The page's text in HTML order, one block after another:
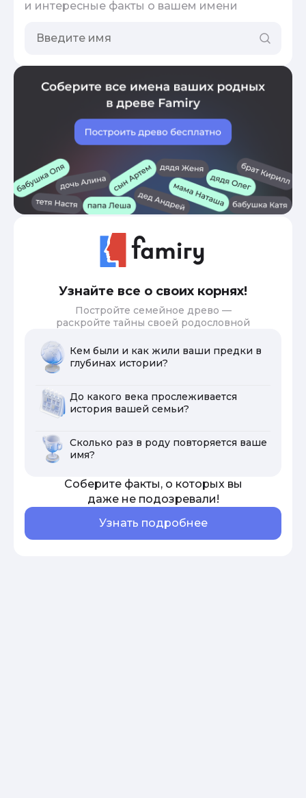
и интересные факты о вашем имени
Узнайте все о своих корнях!
Постройте семейное древо —
раскройте тайны своей родословной
Кем были и как жили ваши предки в
глубинах истории?
До какого века прослеживается
история вашей семьи?
Сколько раз в роду повторяется ваше
имя?
Соберите факты, о которых вы
даже не подозревали!
Узнать подробнее